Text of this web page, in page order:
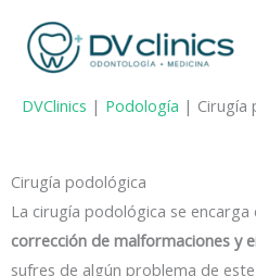
contenido
DVClinics | Podología | Cirugía
Cirugía podológica
La cirugía podológica se encarga
corrección de malformaciones y
sufres de algún problema de